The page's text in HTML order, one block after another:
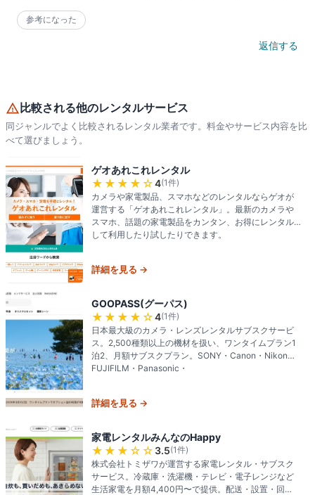
参考になった
返信する
比較される他のレンタルサービス
同ジャンルでよく比較されるレンタル業者です。料金やサービス内容を比
べて選びましょう。
ゲオあれこれレンタル
★★★★ ☆4(1件)
カメラや家電製品、スマホなどのレンタルならゲオが
運営する「ゲオあれこれレンタル」。最新のカメラや
スマホ、話題の家電製品をカンタン、お得にレンタル
して利用したり試したりできます。
詳細を見る →
GOOPASS(グーパス)
★★★★ ☆4(1件)
日本最大級のカメラ・レンズレンタルサブスクサービ
ス。2,500種類以上の機材を扱い、ワンタイムプラン1
泊2、月額サブスクプラン。SONY・Canon・Nikon・
FUJIFILM・Panasonic・
詳細を見る →
家電レンタルみんなのHappy
★★★ ☆☆ 3.5(1件)
株式会社トミザワが運営する家電レンタル・サブスク
サービス。冷蔵庫・洗濯機・テレビ・電子レンジなど
生活家電を月額4,400円〜で提供。配送・設置・回